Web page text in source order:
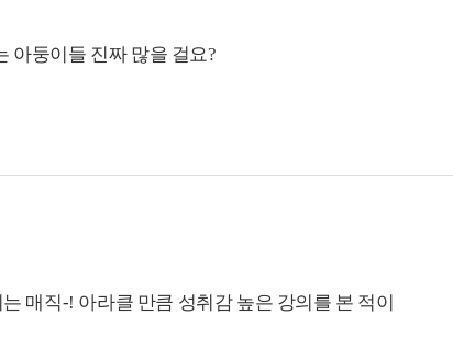
아둥이들 진짜 많을 걸요?
낌이라 안 할 수가 없어요.
장 구조나 관련된 표현이 들리면 입이 저절로 말하고
보이고 들릴 때의 그 짜릿함과 희열. 진짜.. 이건 느껴본
매직-! 아라클 만큼 성취감 높은 강의를 본 적이